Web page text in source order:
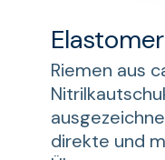
Riemen aus
direkte und